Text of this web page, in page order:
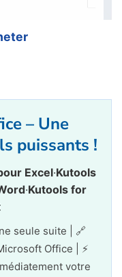
– Une
puissants !
Excel·Kutools
·Kutools for
seule suite | 🔗
Office | ⚡
votre